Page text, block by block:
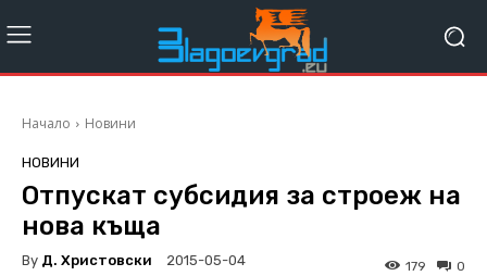
Начало Новини
НОВИНИ
Отпускат субсидия за строеж на
нова къща
By Д. Христовски 2015-05-04 0
179